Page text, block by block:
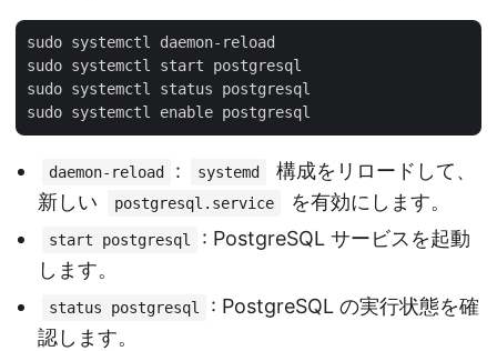
sudo systemctl daemon-reload
sudo systemctl start postgresql
sudo systemctl status postgresql
daemon-reload : systemd
構成をリロードして、
新しい
postgresql.service を有効にします。
start postgresql
: PostgreSQL サービスを起動
します。
status postgresql
: PostgreSQL の実行状態を確
認します。